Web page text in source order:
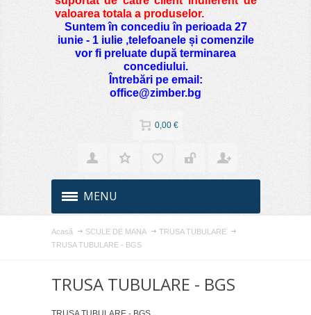
valoarea totala a produselor.
Suntem în concediu în perioada 27
iunie - 1 iulie ,telefoanele și comenzile
vor fi preluate după terminarea
concediului.
Întrebări pe email:
office@zimber.bg
0,00 €
MENU
Acasă SCULE DE MANA
TRUSA TUBULARE
TRUSA TUBULARE - BGS
TRUSA TUBULARE - BGS